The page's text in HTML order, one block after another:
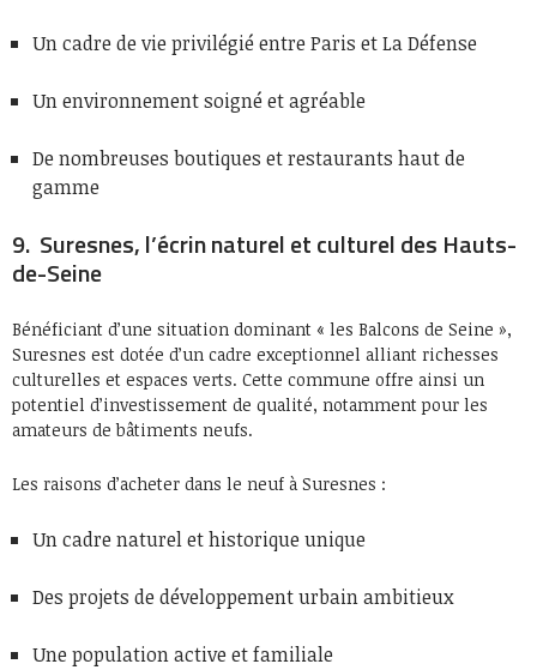
Un cadre de vie privilégié entre Paris et La Défense
Un environnement soigné et agréable
De nombreuses boutiques et restaurants haut de
gamme
9. Suresnes, l’écrin naturel et culturel des Hauts-
de-Seine
Bénéficiant d’une situation dominant « les Balcons de Seine »,
Suresnes est dotée d’un cadre exceptionnel alliant richesses
culturelles et espaces verts. Cette commune offre ainsi un
potentiel d’investissement de qualité, notamment pour les
amateurs de bâtiments neufs.
Les raisons d’acheter dans le neuf à Suresnes :
Un cadre naturel et historique unique
Des projets de développement urbain ambitieux
Une population active et familiale